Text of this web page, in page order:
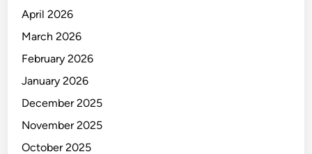
April 2026
March 2026
February 2026
January 2026
December 2025
November 2025
October 2025